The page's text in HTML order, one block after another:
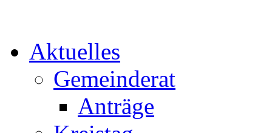
Aktuelles
Gemeinderat
Anträge